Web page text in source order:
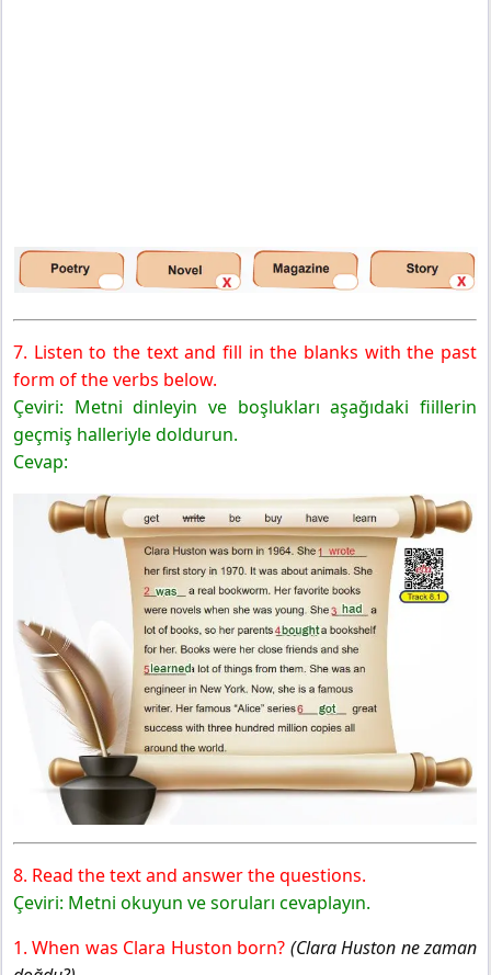
7. Listen to the text and fill in the blanks with the past
form of the verbs below.
Çeviri: Metni dinleyin ve boşlukları aşağıdaki fiillerin
geçmiş halleriyle doldurun.
Cevap:
8. Read the text and answer the questions.
Çeviri: Metni okuyun ve soruları cevaplayın.
1. When was Clara Huston born? (Clara Huston ne zaman